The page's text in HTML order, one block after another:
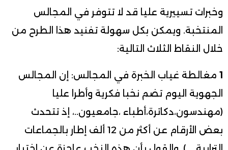
وخبرات تسييرية عليا قد لا تتوفر في المجالس
المنتخبة. ويمكن بكل سهولة تفنيد هذا الطرح من
خلال النقاط الثلاث التالية:
1 مغالطة غياب الخبرة في المجالس: إن المجالس
الجهوية اليوم تضم نخبا فكرية وأطرا عليا
(مهندسون،دكاترة،أطباء ،جامعيون..، إذ تتحدث
بعض الأرقام عن أكثر من 12 ألف إطار بالجماعات